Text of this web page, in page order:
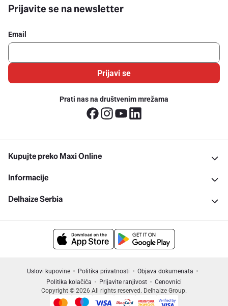
Prijavite se na newsletter
Email
Prijavi se
Prati nas na društvenim mrežama
Kupujte preko Maxi Online
Informacije
Delhaize Serbia
Uslovi kupovine Politika privatnosti
Objava dokumenata
Politika kolačića
Prijavite ranjivost
Cenovnici
Copyright © 2026 All rights reserved. Delhaize Group.